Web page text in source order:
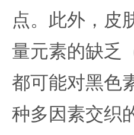
点。此外，皮
量元素的缺乏
都可能对黑色
种多因素交织